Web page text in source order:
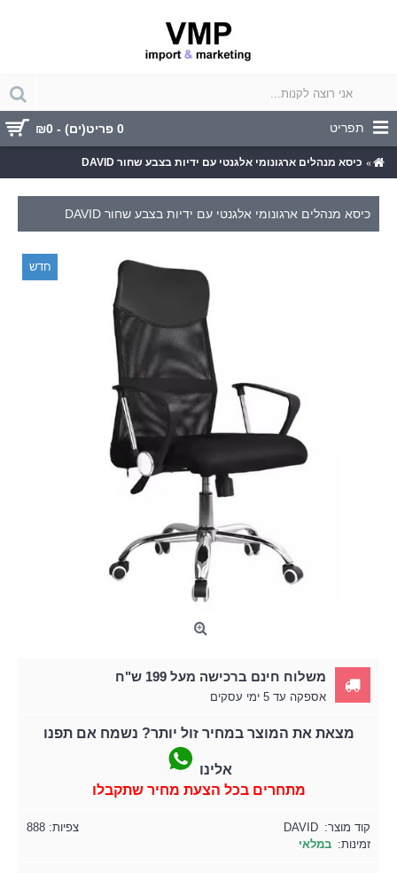
0 פריט(ים) - ₪0 תפריט
כיסא מנהלים ארגונומי אלגנטי עם ידיות בצבע שחור DAVID
כיסא מנהלים ארגונומי אלגנטי עם ידיות בצבע שחור DAVID
חדש
משלוח חינם ברכישה מעל 199 ש"ח
אספקה עד 5 ימי עסקים
מצאת את המוצר במחיר זול יותר? נשמח אם תפנו
אלינו
מתחרים בכל הצעת מחיר שתקבלו
צפיות: 888 קוד מוצר: DAVID
זמינות: במלאי